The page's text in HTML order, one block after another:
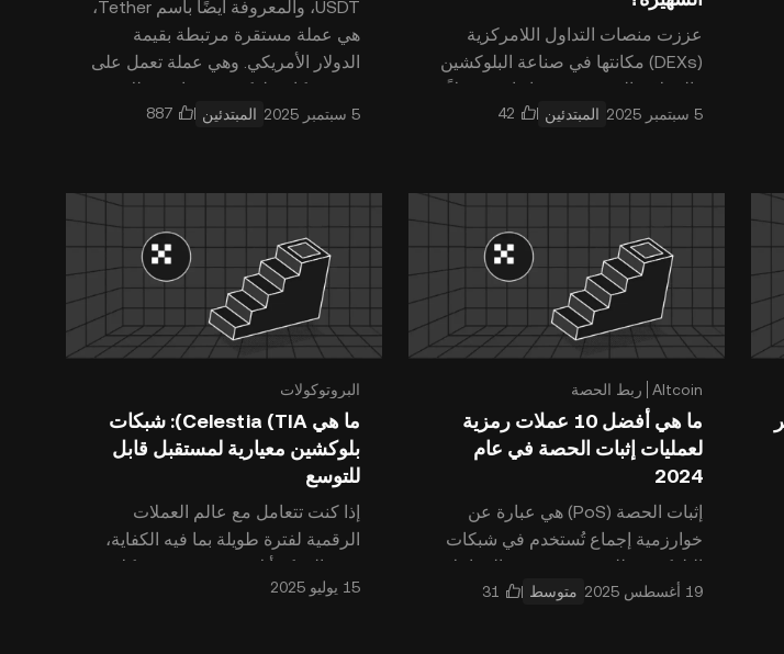
عززت منصات التداول اللامركزية
(DEXs) مكانتها في صناعة البلوكشين
والعملات الرقمية. حيث إنها توفر حلاً
لمعضلة المركزية من خلال السماح
المبتدئين
USDT، والمعروفة أيضًا باسم Tether،
هي عملة مستقرة مرتبطة بقيمة
الدولار الأمريكي. وهي عملة تعمل على
عدد شبكات بلوكشين، بما في ذلك
Ethereum (ETH) ، و Tالمبتدئين
Altcoin ربط الحصة
ما هي أفضل 10 عملات رمزية
لعمليات إثبات الحصة في عام
2024
إثبات الحصة (PoS) هي عبارة عن
خوارزمية إجماع تُستخدم في شبكات
البلوكشين للتحقق من صحة المعاملات
وإنشاء كتل جديدة. ويختلف نموذج
متوسط
البروتوكولات
ما هي Celestia (TIA): شبكات
بلوكشين معيارية لمستقبل قابل
للتوسع
إذا كنت تتعامل مع عالم العملات
الرقمية لفترة طويلة بما فيه الكفاية،
فمن المؤكد أنك سمعت عن مشكلات
في مراحل التأسيس مثل انقطاع خدمة